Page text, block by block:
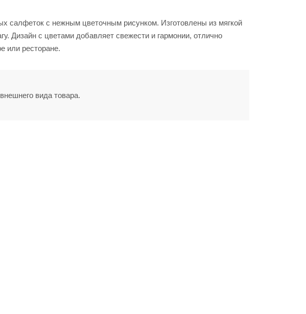
с нежным цветочным рисунком. Изготовлены из мягкой
Дизайн с цветами добавляет свежести и гармонии, отлично
или ресторане.
вида товара.